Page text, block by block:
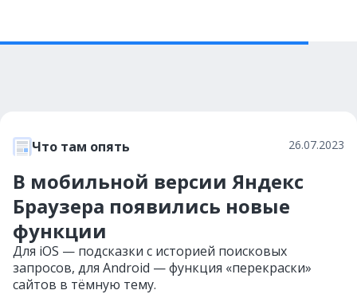
Что там опять 26.07.2023
В мобильной версии Яндекс
Браузера появились новые
функции
Для iOS — подсказки с историей поисковых
запросов, для Android — функция «перекраски»
сайтов в тёмную тему.